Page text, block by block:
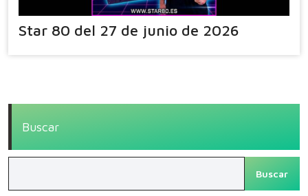
Star 80 del 27 de junio de 2026
Buscar
Buscar